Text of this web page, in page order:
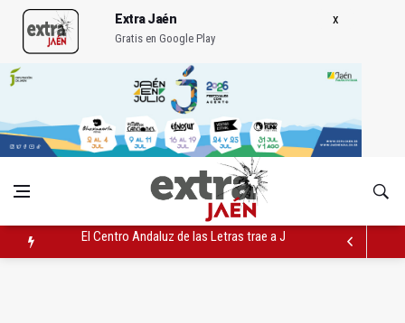
Extra Jaén
Gratis en Google Play
Roban joyas de la Virgen de la Fuensanta Coronada de